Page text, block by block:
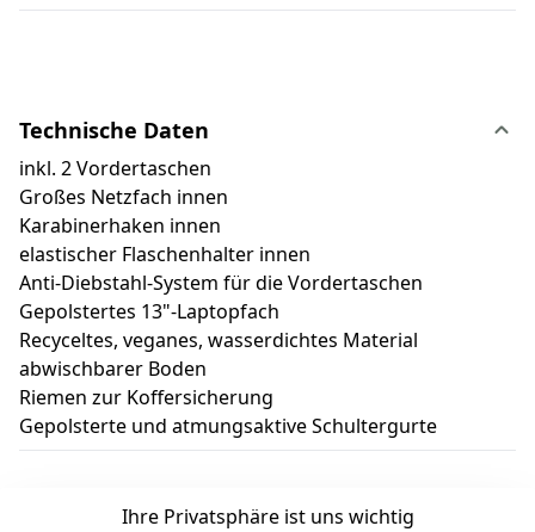
Technische Daten
inkl. 2 Vordertaschen
Großes Netzfach innen
Karabinerhaken innen
elastischer Flaschenhalter innen
Anti-Diebstahl-System für die Vordertaschen
Gepolstertes 13"-Laptopfach
Recyceltes, veganes, wasserdichtes Material
abwischbarer Boden
Riemen zur Koffersicherung
Gepolsterte und atmungsaktive Schultergurte
Ihre Privatsphäre ist uns wichtig